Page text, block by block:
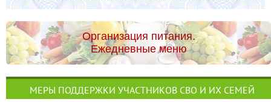
Организация питания.
Ежедневные меню
МЕРЫ ПОДДЕРЖКИ УЧАСТНИКОВ СВО И ИХ СЕМЕЙ